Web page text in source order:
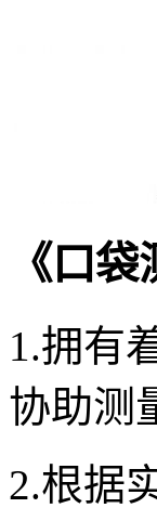
《口
1.拥有
协助测
2.根据